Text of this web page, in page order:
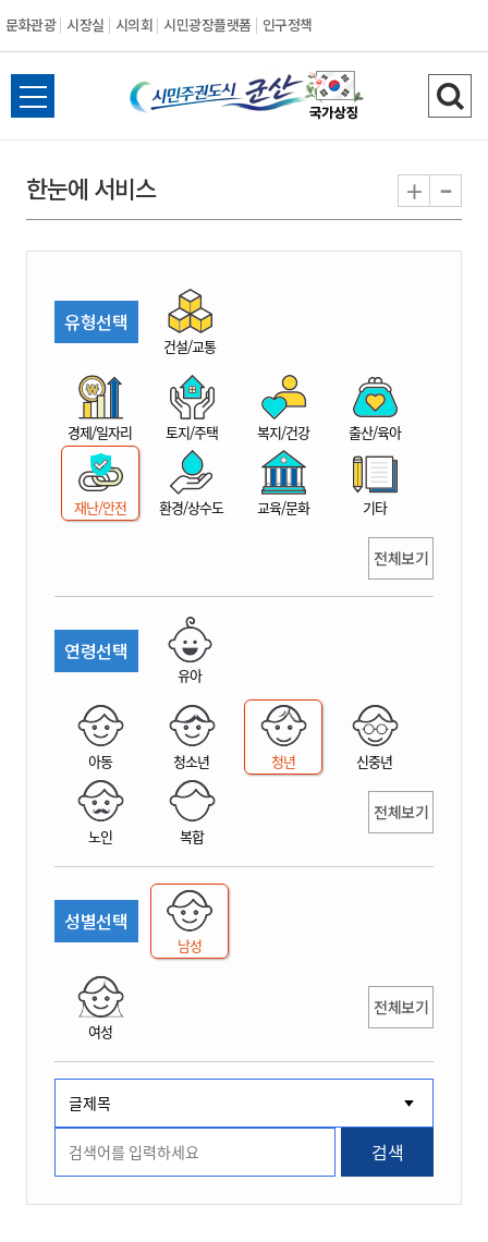
문화관광 시장실 시의회 시민광장플랫폼 인구정책
시
민
권
시
산
전
체
뉴
열
검
색
기
한눈에 서비스 + -
유형선택
건설/교통
경제/일자리 토지/주택 복지/건강 출산/육아
재난/안전 환경/상수도 교육/문화 기타
전체보기
연령선택
유아
아동 청소년 청년 신중년
노인 복합
전체보기
성별선택
남성
여성
전체보기
검색